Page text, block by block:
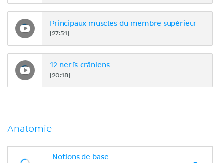
Principaux muscles du membre supérieur
[27:51]
12 nerfs crâniens
[20:18]
Anatomie
Notions de base